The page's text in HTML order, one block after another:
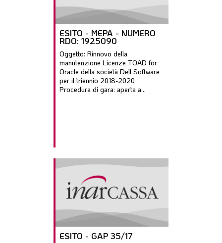
ESITO - MEPA - NUMERO
RDO: 1925090
Oggetto: Rinnovo della
manutenzione Licenze TOAD for
Oracle della società Dell Software
per il triennio 2018-2020
Procedura di gara: aperta a...
ESITO - GAP 35/17